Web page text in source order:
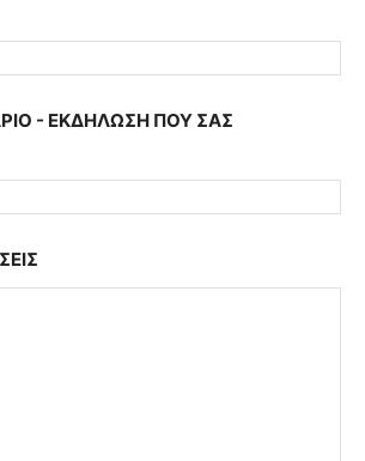
- ΕΚΔΗΛΩΣΗ ΠΟΥ ΣΑΣ